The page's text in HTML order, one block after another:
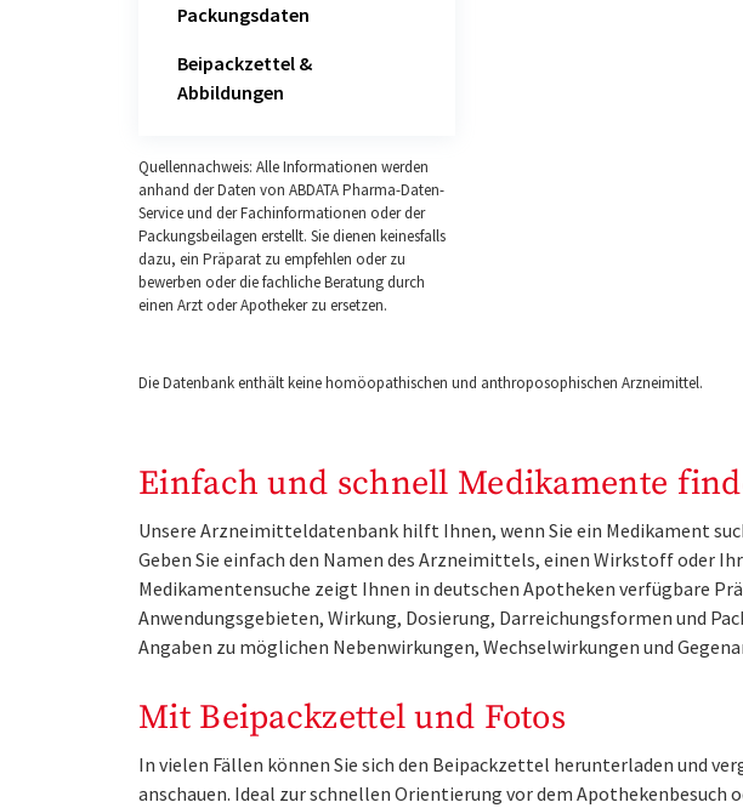
Packungsdaten
Beipackzettel &
Abbildungen
Quellennachweis: Alle Informationen werden
anhand der Daten von ABDATA Pharma-Daten-
Service und der Fachinformationen oder der
Packungsbeilagen erstellt. Sie dienen keinesfalls
dazu, ein Präparat zu empfehlen oder zu
bewerben oder die fachliche Beratung durch
einen Arzt oder Apotheker zu ersetzen.
Die Datenbank enthält keine homöopathischen und anthroposophischen Arzneimittel.
Einfach und schnell Medikamente
Unsere Arzneimitteldatenbank hilft Ihnen, wenn Sie ein Medikament
Geben Sie einfach den Namen des Arzneimittels, einen Wirkstoff oder
Medikamentensuche zeigt Ihnen in deutschen Apotheken verfügbare
Anwendungsgebieten, Wirkung, Dosierung, Darreichungsformen und
Angaben zu möglichen Nebenwirkungen, Wechselwirkungen und
Mit Beipackzettel und Fotos
In vielen Fällen können Sie sich den Beipackzettel herunterladen und
anschauen. Ideal zur schnellen Orientierung vor dem Apothekenbesuch